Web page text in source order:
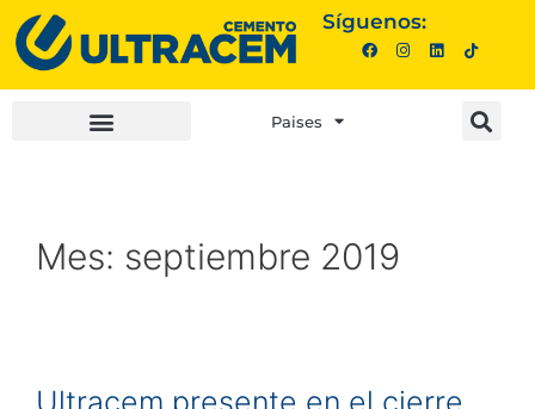
Síguenos:
Paises
Mes: septiembre 2019